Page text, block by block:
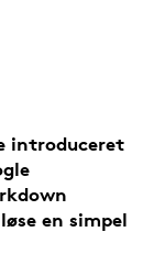
introduceret
en simpel